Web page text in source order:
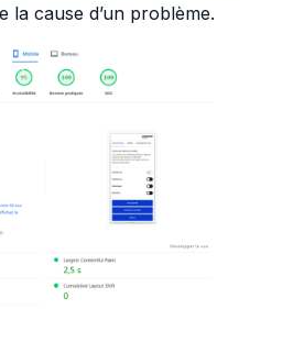
la cause d’un problème.